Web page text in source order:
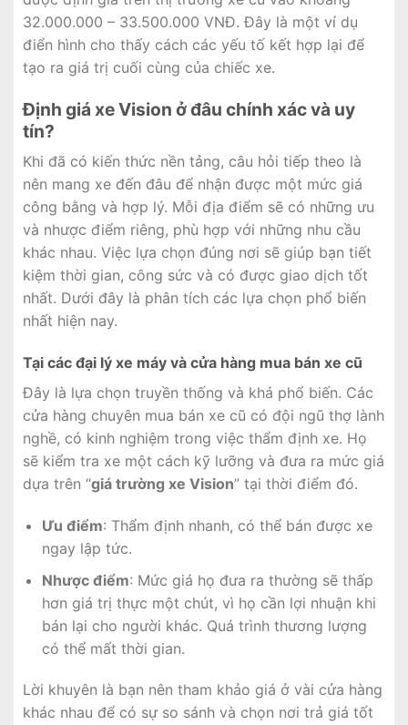
32.000.000 – 33.500.000 VNĐ. Đây là một ví dụ
điển hình cho thấy cách các yếu tố kết hợp lại để
tạo ra giá trị cuối cùng của chiếc xe.
Định giá xe Vision ở đâu chính xác và uy
tín?
Khi đã có kiến thức nền tảng, câu hỏi tiếp theo là
nên mang xe đến đâu để nhận được một mức giá
công bằng và hợp lý. Mỗi địa điểm sẽ có những ưu
và nhược điểm riêng, phù hợp với những nhu cầu
khác nhau. Việc lựa chọn đúng nơi sẽ giúp bạn tiết
kiệm thời gian, công sức và có được giao dịch tốt
nhất. Dưới đây là phân tích các lựa chọn phổ biến
nhất hiện nay.
Tại các đại lý xe máy và cửa hàng mua bán xe cũ
Đây là lựa chọn truyền thống và khá phổ biến. Các
cửa hàng chuyên mua bán xe cũ có đội ngũ thợ lành
nghề, có kinh nghiệm trong việc thẩm định xe. Họ
sẽ kiểm tra xe một cách kỹ lưỡng và đưa ra mức giá
dựa trên “giá trường xe Vision” tại thời điểm đó.
Ưu điểm: Thẩm định nhanh, có thể bán được xe
ngay lập tức.
Nhược điểm: Mức giá họ đưa ra thường sẽ thấp
hơn giá trị thực một chút, vì họ cần lợi nhuận khi
bán lại cho người khác. Quá trình thương lượng
có thể mất thời gian.
Lời khuyên là bạn nên tham khảo giá ở vài cửa hàng
khác nhau để có sự so sánh và chọn nơi trả giá tốt